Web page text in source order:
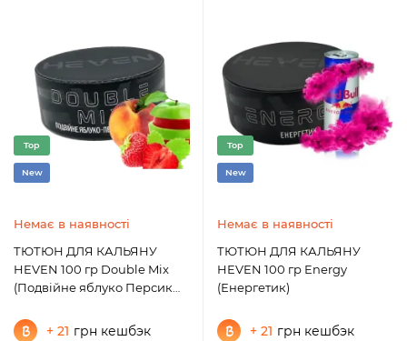
Top
New
Немає в наявності
ТЮТЮН ДЛЯ КАЛЬЯНУ
HEVEN 100 гр Double Mix
(Подвійне яблуко Персик
+ 21 грн кешбэк
Top
New
Немає в наявності
ТЮТЮН ДЛЯ КАЛЬЯНУ
HEVEN 100 гр Energy
(Енергетик)
+ 21 грн кешбэк